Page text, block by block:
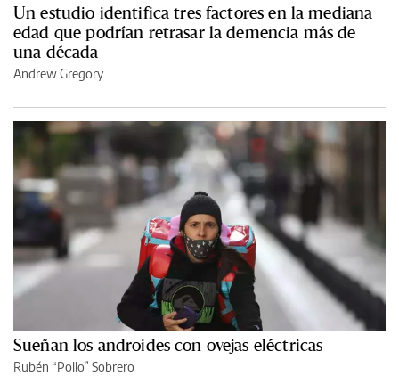
Un estudio identifica tres factores en la mediana
edad que podrían retrasar la demencia más de
una década
Andrew Gregory
Sueñan los androides con ovejas eléctricas
Rubén “Pollo” Sobrero